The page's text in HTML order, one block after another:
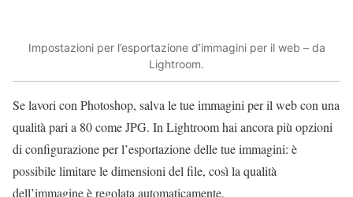
Impostazioni per l’esportazione d’immagini per il web – da
Lightroom.
Se lavori con Photoshop, salva le tue immagini per il web con una
qualità pari a 80 come JPG. In Lightroom hai ancora più opzioni
di configurazione per l’esportazione delle tue immagini: è
possibile limitare le dimensioni del file, così la qualità
dell’immagine è regolata automaticamente.